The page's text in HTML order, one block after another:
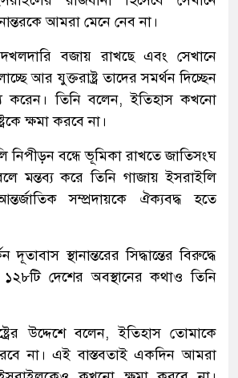
আমরা মেনে নেব না।
বজায় রাখছে এবং সেখানে
আর যুক্তরাষ্ট্র তাদের সমর্থন দিচ্ছেন
করেন। তিনি বলেন, ইতিহাস কখনো
ক্ষমা করবে না।
নিপীড়ন বন্ধে ভূমিকা রাখতে জাতিসংঘ
মন্তব্য করে তিনি গাজায় ইসরাইলি
সম্প্রদায়কে ঐক্যবদ্ধ হতে
স্থানান্তরের সিদ্ধান্তের বিরুদ্ধে
১২৮টি দেশের অবস্থানের কথাও তিনি
উদ্দেশে বলেন, ইতিহাস তোমাকে
করবে না। এই বাস্তবতাই একদিন আমরা